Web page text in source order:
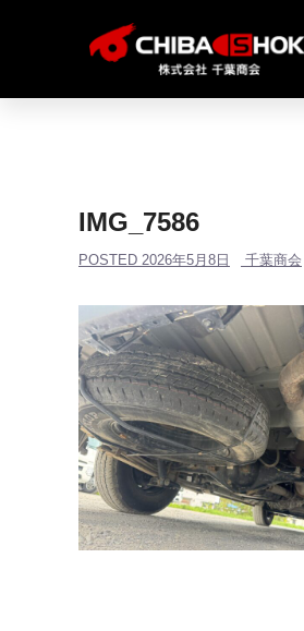
IMG_7586
POSTED 2026年5月8日 千葉商会